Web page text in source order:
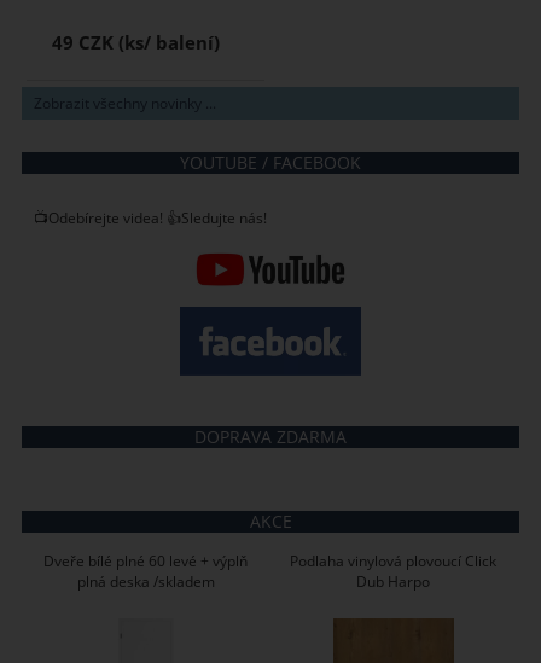
49 CZK
Zobrazit všechny novinky ...
YOUTUBE / FACEBOOK
📺Odebírejte videa! 👍Sledujte nás!
DOPRAVA ZDARMA
AKCE
Dveře bílé plné 60 levé + výplň
plná deska /skladem
Podlaha vinylová plovoucí Click
Dub Harpo